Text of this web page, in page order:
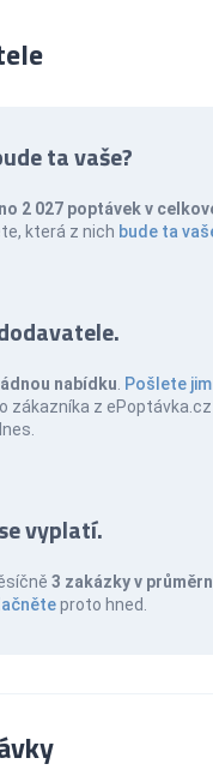
ta vaše?
2 027 poptávek v
která z nich bude ta
nabídku Pošlete jim
zákazníka z ePoptávka.cz
vyplatí.
3 zakázky v
proto hned.